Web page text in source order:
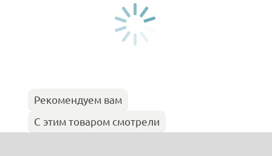
Рекомендуем вам
С этим товаром смотрели